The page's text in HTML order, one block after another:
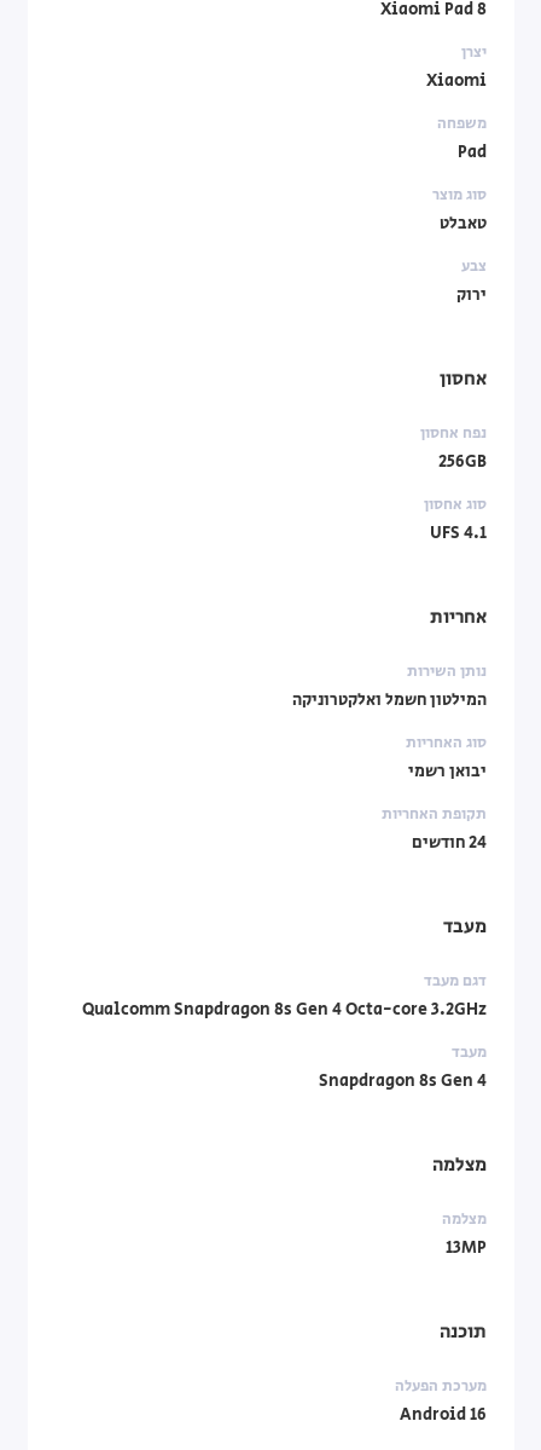
Xiaomi Pad 8
יצרן
Xiaomi
משפחה
Pad
סוג מוצר
טאבלט
צבע
ירוק
אחסון
נפח אחסון
256GB
סוג אחסון
UFS 4.1
אחריות
נותן השירות
המילטון חשמל ואלקטרוניקה
סוג האחריות
יבואן רשמי
תקופת האחריות
24 חודשים
מעבד
דגם מעבד
Qualcomm Snapdragon 8s Gen 4 Octa-core 3.2GHz
מעבד
Snapdragon 8s Gen 4
מצלמה
מצלמה
13MP
תוכנה
מערכת הפעלה
Android 16